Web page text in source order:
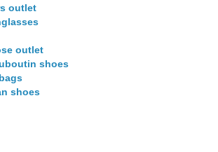
outlet
outlet
shoes
shoes